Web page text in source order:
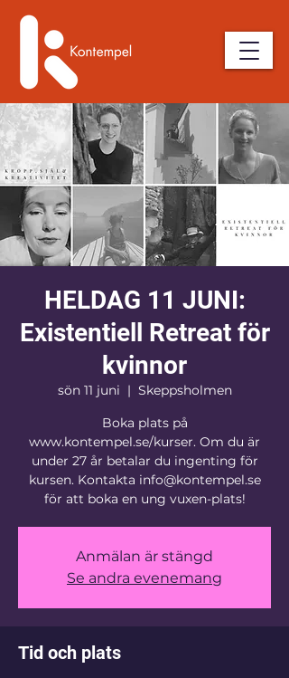
HELDAG 11 JUNI:
Existentiell Retreat för
kvinnor
sön 11 juni
  |
Skeppsholmen
Boka plats på
www.kontempel.se/kurser. Om du är
under 27 år betalar du ingenting för
kursen. Kontakta info@kontempel.se
för att boka en ung vuxen-plats!
Anmälan är stängd
Se andra evenemang
Tid och plats